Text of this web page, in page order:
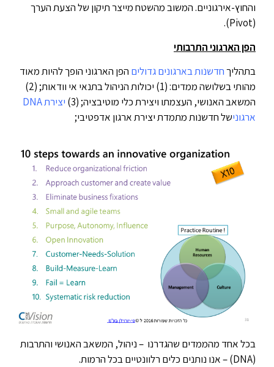
והחוץ-אירגוניים. המשוב מהשטח מייצר תיקון של הצעת הערך
(Pivot).
הפן הארגוני התרבותי
בתהליךחדשנות בארגונים גדולים הפן הארגוני הופך להיות מאוד
מהותי בשלושה ממדים: (1) יכולות הניהול בתנאי אי וודאות; (2)
המשאב האנושי, העצמתו ויצירת כלי מוטיבציה; (3)
יצירת DNA
ארגונישל חדשנות מתמדת יצירת ארגון אדפטיבי;
בכל אחד מהממדים שהגדרנו – ניהול, המשאב האנושי והתרבות
(DNA) – אנו נותנים כלים רלוונטיים בכל הרמות.